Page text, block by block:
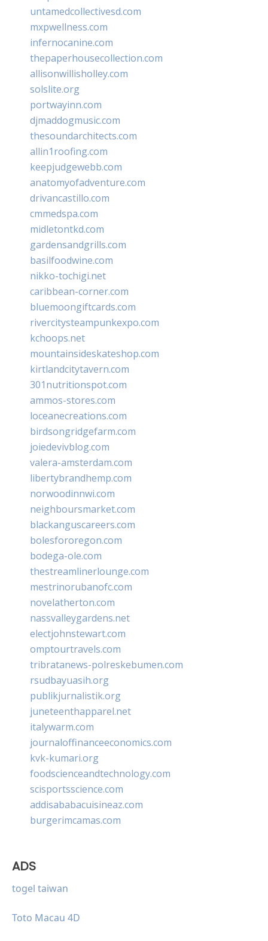
untamedcollectivesd.com
mxpwellness.com
infernocanine.com
thepaperhousecollection.com
allisonwillisholley.com
solslite.org
portwayinn.com
djmaddogmusic.com
thesoundarchitects.com
allin1roofing.com
keepjudgewebb.com
anatomyofadventure.com
drivancastillo.com
cmmedspa.com
midletontkd.com
gardensandgrills.com
basilfoodwine.com
nikko-tochigi.net
caribbean-corner.com
bluemoongiftcards.com
rivercitysteampunkexpo.com
kchoops.net
mountainsideskateshop.com
kirtlandcitytavern.com
301nutritionspot.com
ammos-stores.com
loceanecreations.com
birdsongridgefarm.com
joiedevivblog.com
valera-amsterdam.com
libertybrandhemp.com
norwoodinnwi.com
neighboursmarket.com
blackanguscareers.com
bolesfororegon.com
bodega-ole.com
thestreamlinerlounge.com
mestrinorubanofc.com
novelatherton.com
nassvalleygardens.net
electjohnstewart.com
omptourtravels.com
tribratanews-polreskebumen.com
rsudbayuasih.org
publikjurnalistik.org
juneteenthapparel.net
italywarm.com
journaloffinanceeconomics.com
kvk-kumari.org
foodscienceandtechnology.com
scisportsscience.com
addisababacuisineaz.com
burgerimcamas.com
ADS
togel taiwan
Toto Macau 4D